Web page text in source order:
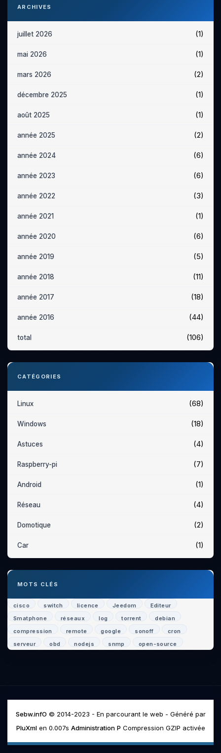
ARCHIVES
juillet 2026 (1)
mai 2026 (1)
mars 2026 (2)
décembre 2025 (1)
août 2025 (1)
année 2025 (2)
année 2024 (6)
année 2023 (6)
année 2022 (3)
année 2021 (1)
année 2020 (6)
année 2019 (5)
année 2018 (11)
année 2017 (18)
année 2016 (44)
total (106)
CATÉGORIES
Linux (68)
Windows (18)
Astuces (4)
Raspberry-pi (7)
Android (1)
Réseau (4)
Domotique (2)
Car (1)
MOTS CLÉS
cisco switch licence Jeedom
Editeur
Smatphone
réseaux log torrent
debian
compression
remote google sonoff
cron
serveur
obd nodejs snmp open-source
Sebw.infO © 2014-2023 - En parcourant le web - Généré par
PluXmlen 0.007s Administration P Compression GZIP activée